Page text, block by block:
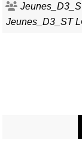
Jeunes_D3_ST